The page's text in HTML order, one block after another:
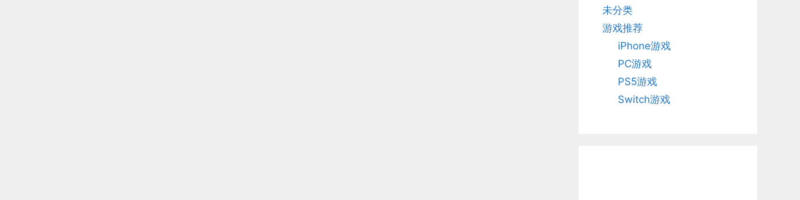
未分类
游戏推荐
iPhone游戏
PC游戏
PS5游戏
Switch游戏